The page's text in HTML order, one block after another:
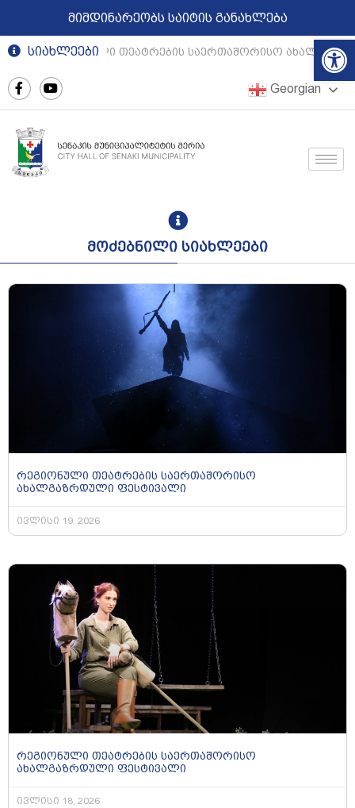
მიმდინარეობს საიტის განახლება
სიახლეები
რეგიონული თეატრების საერთაშორისო
Georgian
მოძებნილი სიახლეები
რეგიონული თეატრების საერთაშორისო
ახალგაზრდული ფესტივალი
ივლისი 19, 2026
რეგიონული თეატრების საერთაშორისო
ახალგაზრდული ფესტივალი
ივლისი 18, 2026